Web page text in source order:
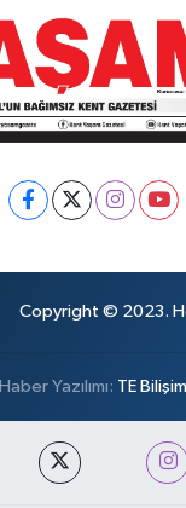
Copyright © 2023.
Haber Yazılımı: TE Bilişim